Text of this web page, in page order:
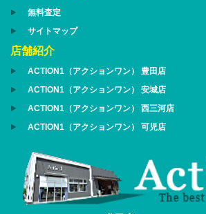
無料査定
サイトマップ
店舗紹介
ACTION1（アクションワン） 豊田店
ACTION1（アクションワン） 安城店
ACTION1（アクションワン） 西三河店
ACTION1（アクションワン） 可児店